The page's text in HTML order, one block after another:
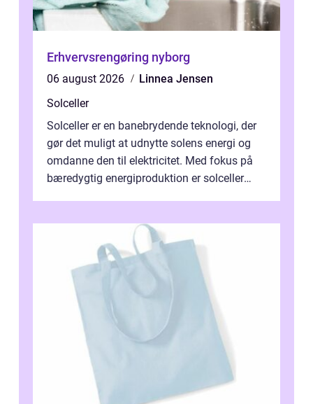
Erhvervsrengøring nyborg
06 august 2026
Linnea Jensen
Solceller
Solceller er en banebrydende teknologi, der
gør det muligt at udnytte solens energi og
omdanne den til elektricitet. Med fokus på
bæredygtig energiproduktion er solceller